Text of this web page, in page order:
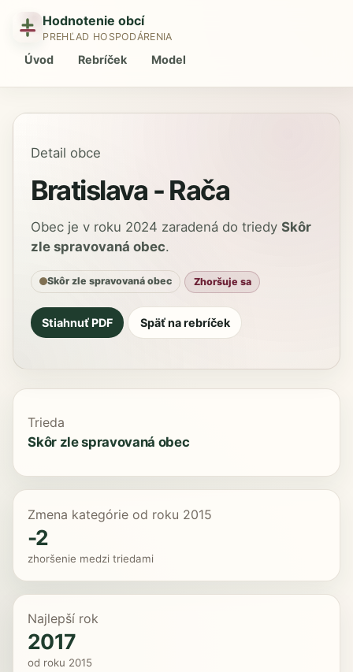
Hodnotenie obcí
PREHĽAD HOSPODÁRENIA
Úvod Rebríček Model
Detail obce
Bratislava - Rača
Obec je v roku 2024 zaradená do triedy Skôr
zle spravovaná obec.
Skôr zle spravovaná obec Zhoršuje sa
Stiahnuť PDF Späť na rebríček
Trieda
Skôr zle spravovaná obec
Zmena kategórie od roku 2015
-2
zhoršenie medzi triedami
Najlepší rok
2017
od roku 2015